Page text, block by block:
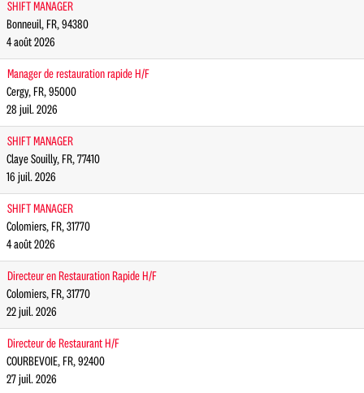
SHIFT MANAGER
Bonneuil, FR, 94380
4 août 2026
Manager de restauration rapide H/F
Cergy, FR, 95000
28 juil. 2026
SHIFT MANAGER
Claye Souilly, FR, 77410
16 juil. 2026
SHIFT MANAGER
Colomiers, FR, 31770
4 août 2026
Directeur en Restauration Rapide H/F
Colomiers, FR, 31770
22 juil. 2026
Directeur de Restaurant H/F
COURBEVOIE, FR, 92400
27 juil. 2026